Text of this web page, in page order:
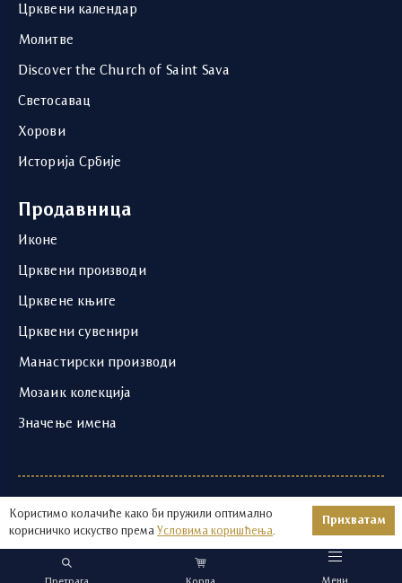
Црквени календар
Молитве
Discover the Church of Saint Sava
Светосавац
Хорови
Историја Србије
Продавница
Иконе
Црквени производи
Црквене књиге
Црквени сувенири
Манастирски производи
Мозаик колекција
Значење имена
1219 - 2026 © | Храм Светог Саве | Развој и
оптимизација:Авокадо
Користимо колачиће како би пружили оптимално
корисничко искуство према Условима коришћења.
Прихватам